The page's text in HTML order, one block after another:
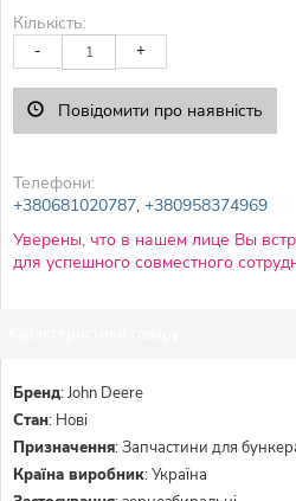
Кількість:
- +
Повідомити про наявність
Телефони:
+380681020787, +380958374969
Уверены, что в нашем лице Вы
для успешного совместного
Бренд:John Deere
Стан: Нові
Призначення:Запчастини для
Країна виробник:Україна